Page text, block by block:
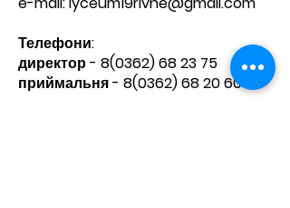
Телефони:​
директор - 8(0362) 68 23 75
приймальня - 8(0362) 68 20 60